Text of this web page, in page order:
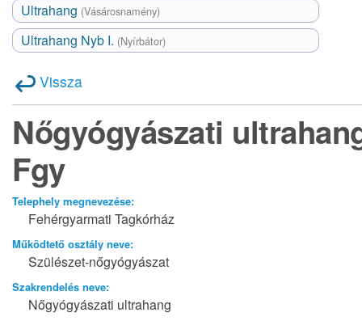
Ultrahang (Vásárosnamény)
Ultrahang Nyb I. (Nyírbátor)
Vissza
Nőgyógyászati
Fgy
Telephely megnevezése:
Fehérgyarmati Tagkórház
Működtető osztály neve:
Szülészet-nőgyógyászat
Szakrendelés neve:
Nőgyógyászati ultrahang